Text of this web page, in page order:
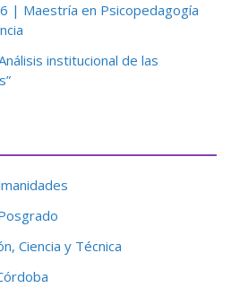
| Maestría en Psicopedagogía
institucional de las
Ciencia y Técnica